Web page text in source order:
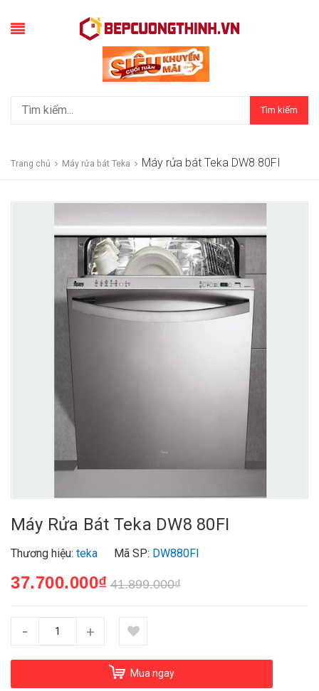
Tìm kiếm
Trang chủ Máy rửa bát Teka Máy rửa bát Teka DW8 80FI
Máy Rửa Bát Teka DW8 80FI
Thương hiệu: teka Mã SP: DW880FI
37.700.000₫ 41.899.000₫
- +
Mua ngay